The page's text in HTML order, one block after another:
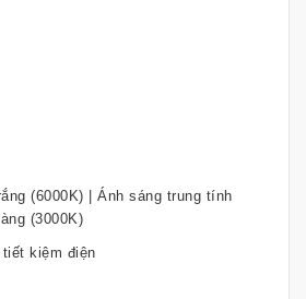
(6000K) | Ánh sáng trung tính
(3000K)
kiệm điện